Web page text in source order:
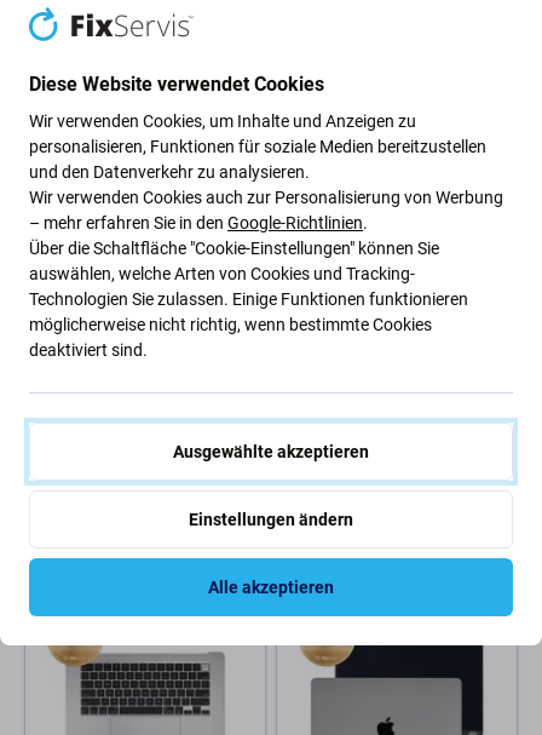
Genuine Apple
NACHESTELLUNG NACHESTELLUNG
Oberer Tastaturrahmen für
MacBook Air 13", A3113
Akku, Space Gray, 661-40227,
Genuine Apple
NACHESTELLUNG
Oberer Tastaturrahmen für
MacBook Air 15", A3114
Akku, Silver, 661-40267,
Genuine Apple
522,42 €
NACHESTELLUNG
Diese Website verwendet Cookies
Wir verwenden Cookies, um Inhalte und Anzeigen zu
personalisieren, Funktionen für soziale Medien bereitzustellen
und den Datenverkehr zu analysieren.
Wir verwenden Cookies auch zur Personalisierung von Werbung
– mehr erfahren Sie in den Google-Richtlinien.
Über die Schaltfläche "Cookie-Einstellungen" können Sie
auswählen, welche Arten von Cookies und Tracking-
Technologien Sie zulassen. Einige Funktionen funktionieren
möglicherweise nicht richtig, wenn bestimmte Cookies
deaktiviert sind.
Ausgewählte akzeptieren
Einstellungen ändern
Alle akzeptieren